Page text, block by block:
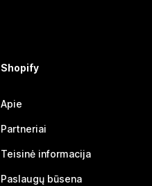
Shopify
Apie
Partneriai
Teisinė informacija
Paslaugų būsena